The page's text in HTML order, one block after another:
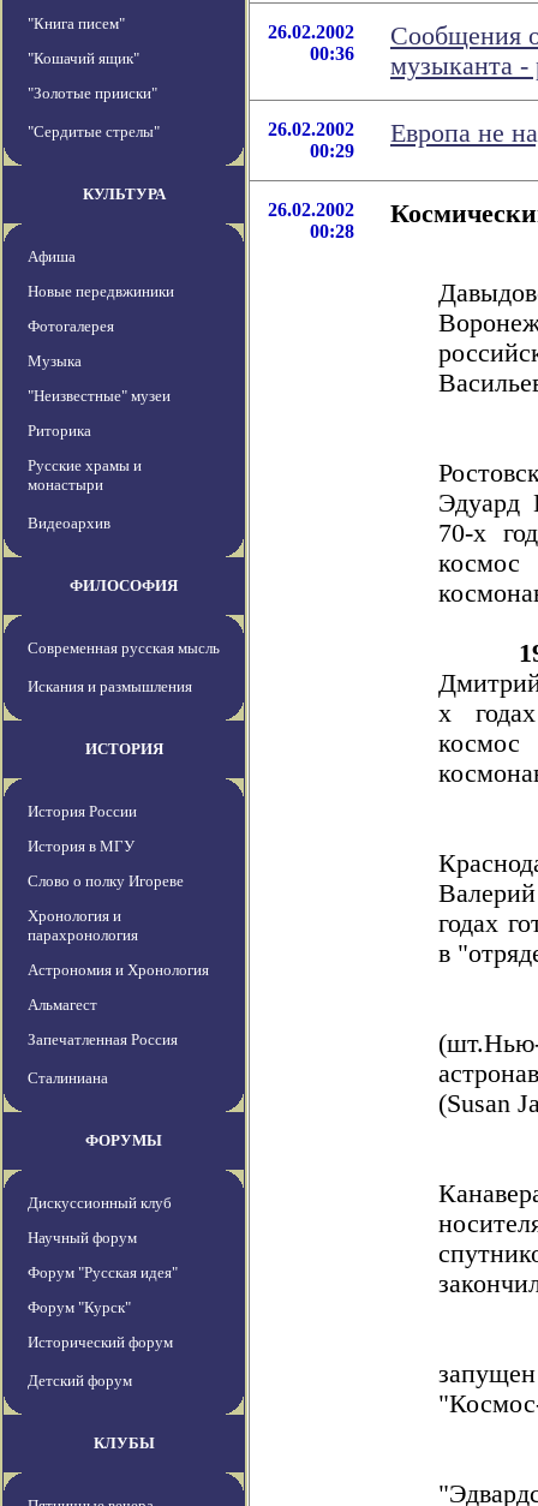
"Книга писем"
"Кошачий ящик"
"Золотые прииски"
"Сердитые стрелы"
КУЛЬТУРА
Афиша
Новые передвжиники
Фотогалерея
Музыка
"Неизвестные" музеи
Риторика
Русские храмы и
монастыри
Видеоархив
ФИЛОСОФИЯ
Современная русская мысль
Искания и размышления
ИСТОРИЯ
История России
История в МГУ
Слово о полку Игореве
Хронология и
парахронология
Астрономия и Хронология
Альмагест
Запечатленная Россия
Сталиниана
ФОРУМЫ
Дискуссионный клуб
Научный форум
Форум "Русская идея"
Форум "Курск"
Исторический форум
Детский форум
КЛУБЫ
26.02.2002
00:36
Сообщения
музыканта
26.02.2002
00:29
Европа не
26.02.2002
00:28
Эдуард
70-х
х
годах
в
(Susan